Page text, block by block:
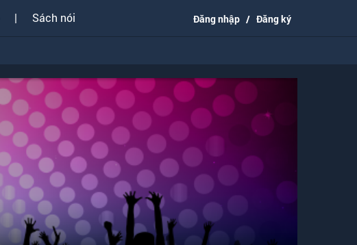
| Sách nói Đăng nhập / Đăng ký